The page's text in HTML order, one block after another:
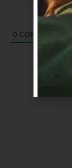
0 COMENTARIOS